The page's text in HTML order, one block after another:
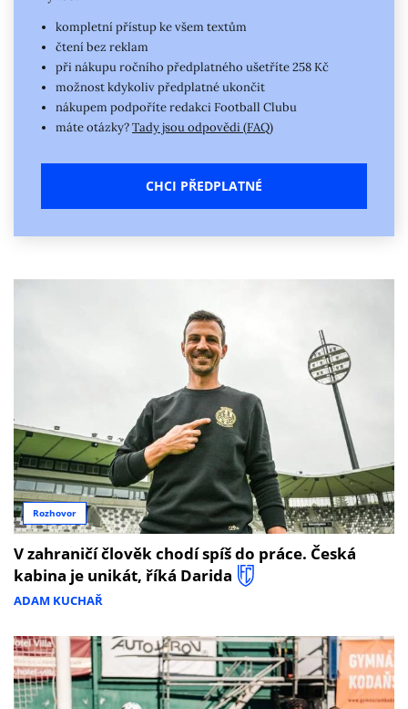
kompletní přístup ke všem textům
čtení bez reklam
při nákupu ročního předplatného ušetříte 258 Kč
možnost kdykoliv předplatné ukončit
nákupem podpoříte redakci Football Clubu
máte otázky?Tady jsou odpovědi (FAQ)
CHCI PŘEDPLATNÉ
Rozhovor
V zahraničí člověk chodí spíš do práce. Česká
kabina je unikát, říká Darida
ADAM KUCHAŘ